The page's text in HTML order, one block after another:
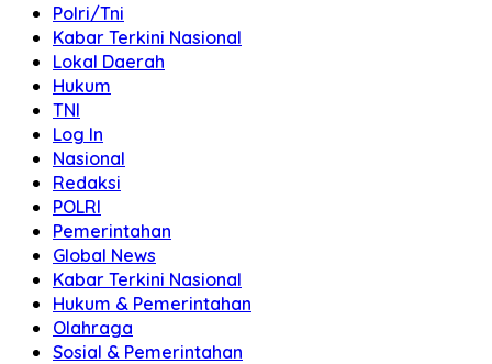
Polri/Tni
Kabar Terkini Nasional
Lokal Daerah
Hukum
TNI
Log In
Nasional
Redaksi
POLRI
Pemerintahan
Global News
Kabar Terkini Nasional
Hukum & Pemerintahan
Olahraga
Sosial & Pemerintahan